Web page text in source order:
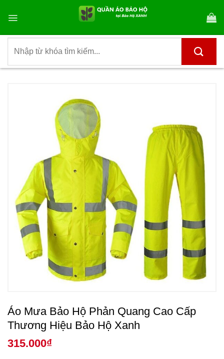
qua
dung
kiếm:
Áo Mưa Bảo Hộ Phản Quang Cao Cấp
Thương Hiệu Bảo Hộ Xanh
315.000₫